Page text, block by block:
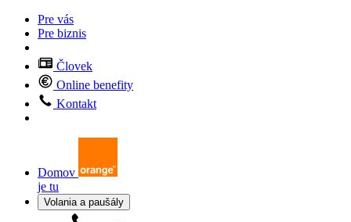
Pre vás
Pre biznis
Človek
Online benefity
Kontakt
Domov
je tu
Volania a paušály